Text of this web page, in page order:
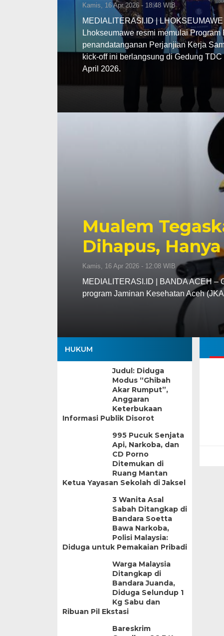
Kamis, 16 Apr 2026 - 18:48 WIB
MEDIALITERASI.ID |
Lhokseumawe resmi memulai
penandatanganan Perjanjian Kerja
kick-off ini berlangsung di Gedung
April 2026.
Mualem
Dihapus,
Kamis, 16 Apr 2026 - 12:08 WIB
MEDIALITERASI.ID | BANDA ACEH –
program Jaminan Kesehatan Aceh
HUKUM
Judul: Diduga
Modus “Ghibah
Akar Rumput”,
Anggaran
Keterbukaan
Informasi Publik Disorot
995 Pucuk Senjata
Api, Narkoba, dan
CD Porno
Ditemukan di
Ruang Mantan
Ketua Yayasan Sekolah di Jaksel
3 Wanita Asal
Sabah Ditangkap di
Bandara Soetta
Bawa Narkoba,
Polisi Malaysia:
Diduga untuk Pemakaian Pribadi
Warga Malaysia
Ditangkap di
Bandara Juanda,
Diduga Selundup 1
Kg Sabu dan
Ribuan Pil Ekstasi
Bareskrim